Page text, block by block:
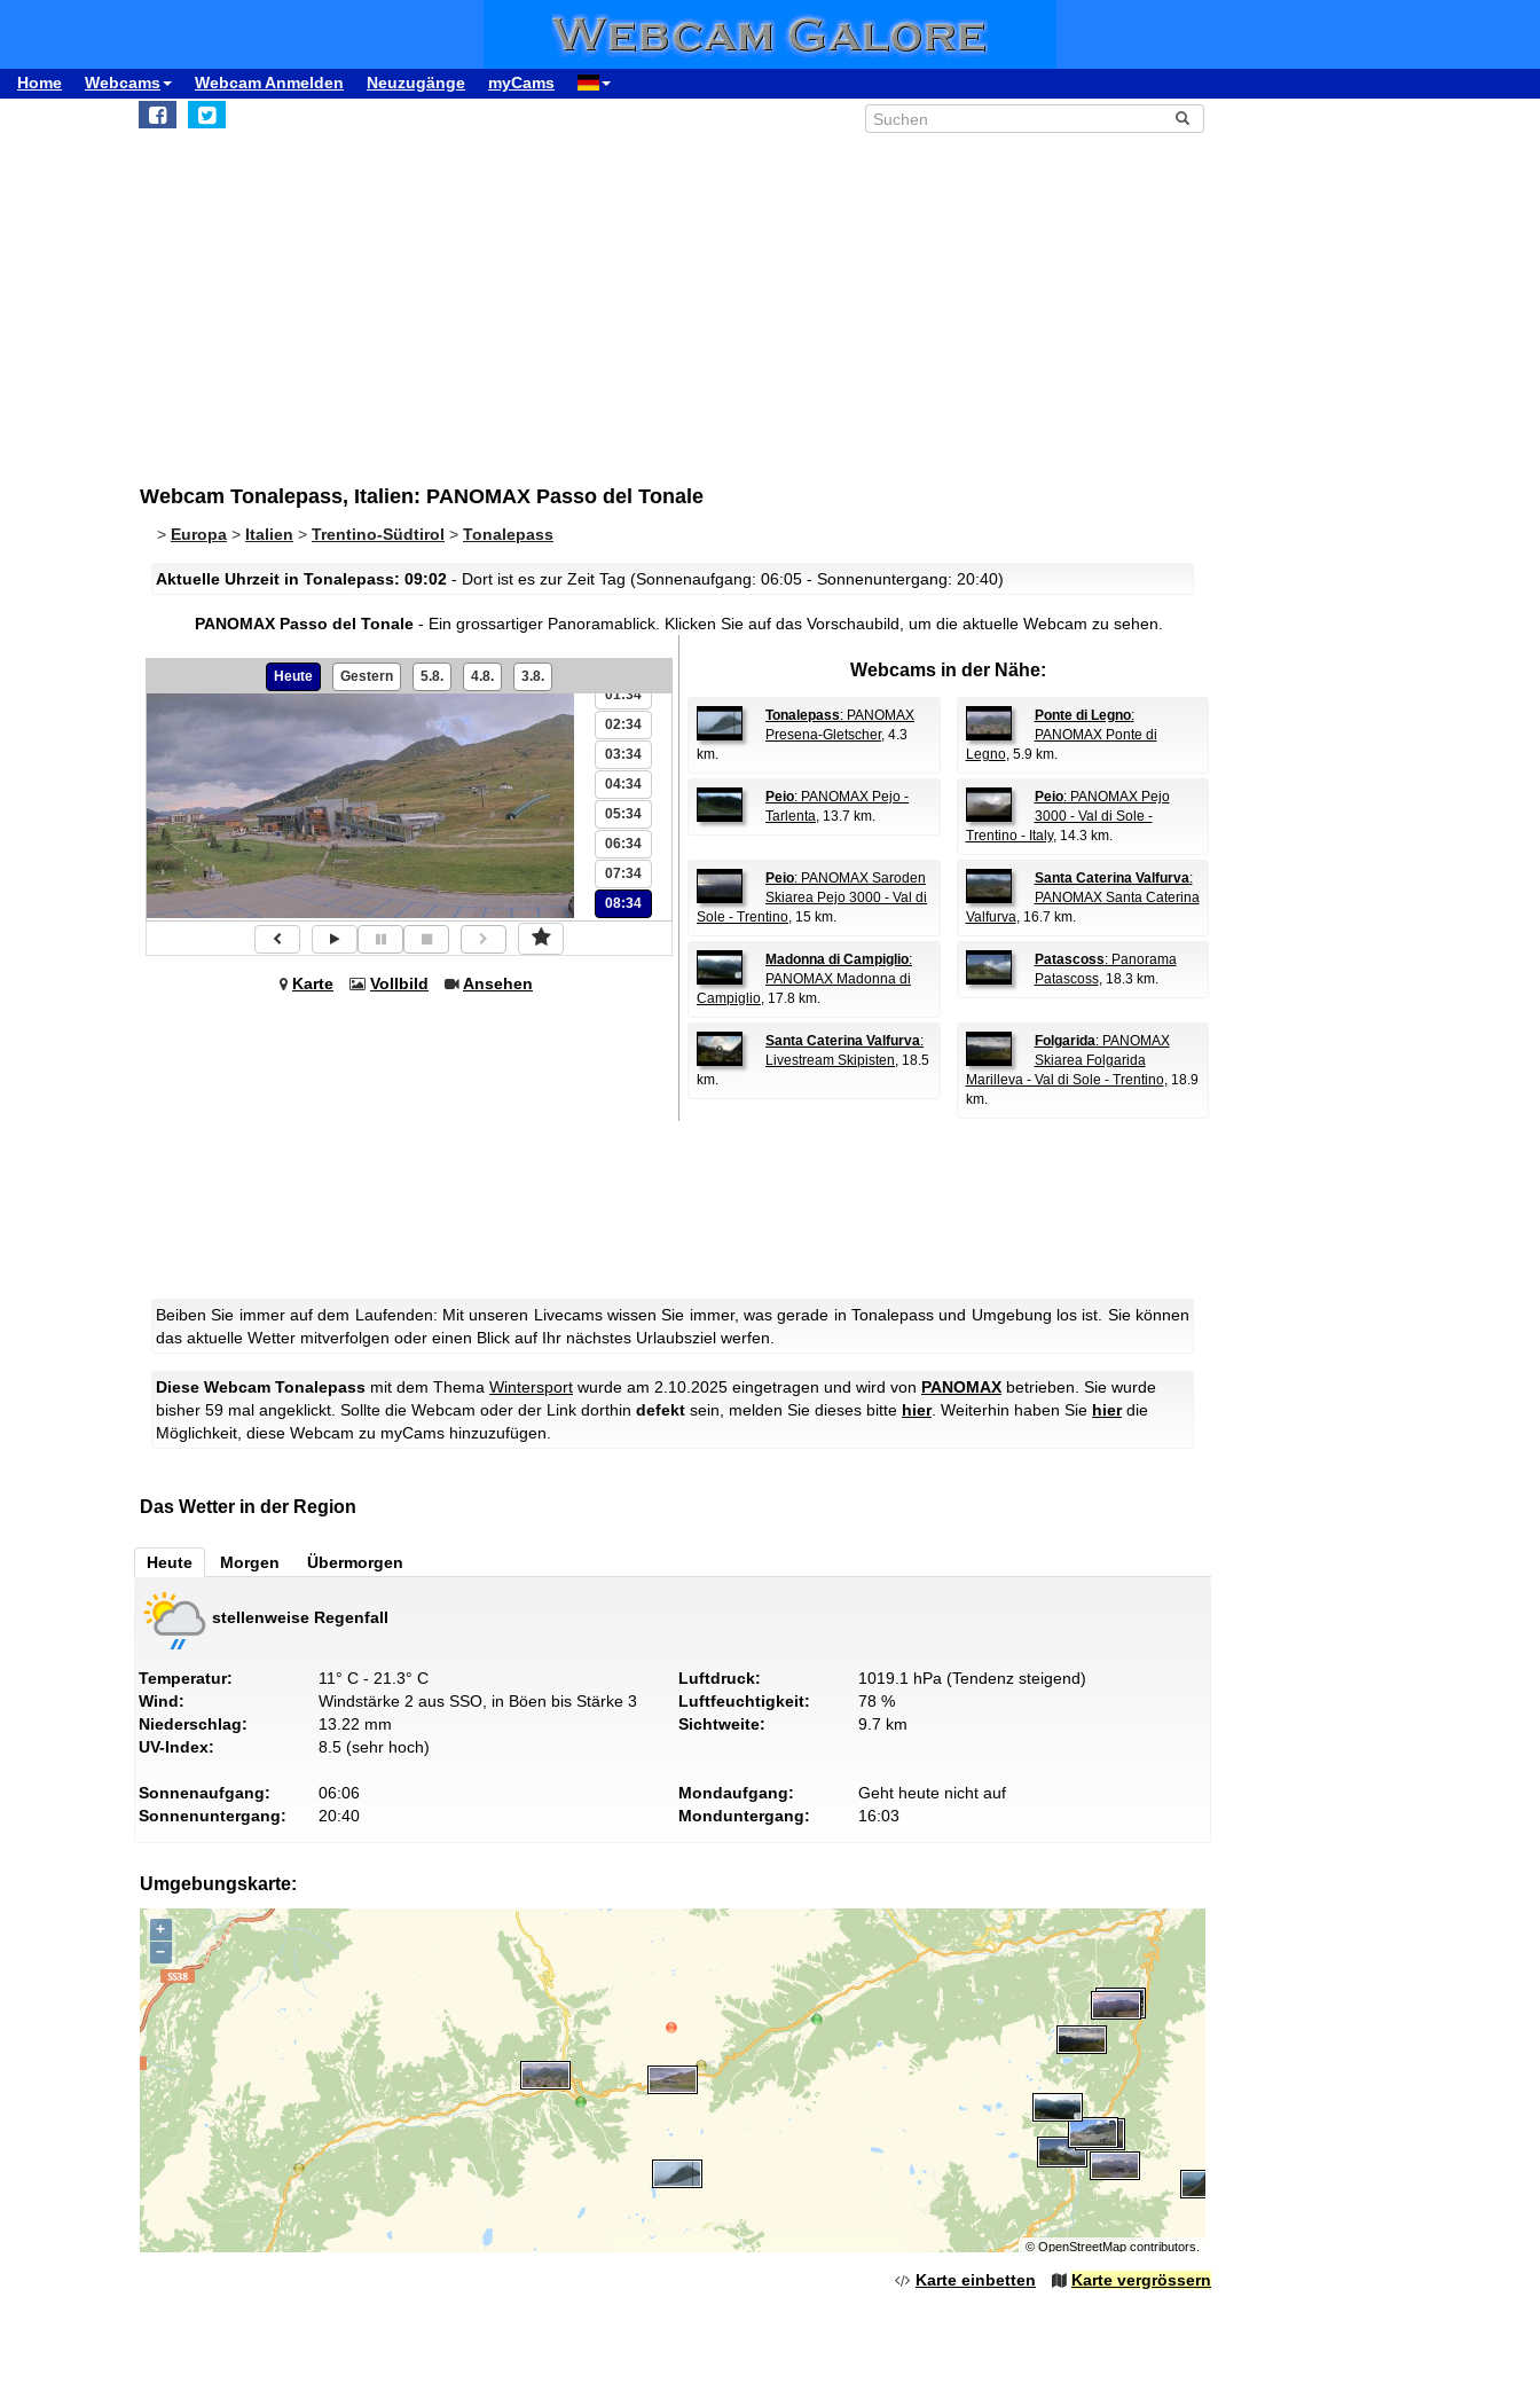
Home Webcams Webcam Anmelden Neuzugänge myCams
Webcam Tonalepass, Italien: PANOMAX Passo del Tonale
> Europa > Italien > Trentino-Südtirol > Tonalepass
Aktuelle Uhrzeit in Tonalepass: 09:02 - Dort ist es zur Zeit Tag (Sonnenaufgang: 06:05 - Sonnenuntergang: 20:40)
PANOMAX Passo del Tonale- Ein grossartiger Panoramablick. Klicken Sie auf das Vorschaubild, um die aktuelle Webcam zu sehen.
Heute Gestern 5.8. 4.8. 3.8.
01:34
02:34
03:34
04:34
05:34
06:34
07:34
08:34
Karte Vollbild Ansehen
Webcams in der Nähe:
Tonalepass: PANOMAX
Presena-Gletscher, 4.3
km.
Ponte di Legno:
PANOMAX Ponte di
Legno, 5.9 km.
Peio: PANOMAX Pejo -
Tarlenta, 13.7 km.
Peio: PANOMAX Pejo
3000 - Val di Sole -
Trentino - Italy, 14.3 km.
Peio: PANOMAX Saroden
Skiarea Pejo 3000 - Val di
Sole - Trentino, 15 km.
Santa Caterina Valfurva:
PANOMAX Santa Caterina
Valfurva, 16.7 km.
Madonna di Campiglio:
PANOMAX Madonna di
Campiglio, 17.8 km.
Patascoss: Panorama
Patascoss, 18.3 km.
Santa Caterina Valfurva:
Livestream Skipisten, 18.5
km.
Folgarida: PANOMAX
Skiarea Folgarida
Marilleva - Val di Sole - Trentino, 18.9
km.
Beiben Sie immer auf dem Laufenden: Mit unseren Livecams wissen Sie immer, was gerade in Tonalepass und Umgebung los ist. Sie können
das aktuelle Wetter mitverfolgen oder einen Blick auf Ihr nächstes Urlaubsziel werfen.
Diese Webcam Tonalepass mit dem Thema Wintersport wurde am 2.10.2025 eingetragen und wird von PANOMAX betrieben. Sie wurde
bisher 59 mal angeklickt. Sollte die Webcam oder der Link dorthin defekt sein, melden Sie dieses bitte hier. Weiterhin haben Sie hierdie
Möglichkeit, diese Webcam zu myCams hinzuzufügen.
Das Wetter in der Region
Heute Morgen Übermorgen
stellenweise Regenfall
Temperatur:
11° C - 21.3° C
Wind:
Windstärke 2 aus SSO, in Böen bis Stärke 3
Niederschlag:
13.22 mm
UV-Index:
8.5 (sehr hoch)
Luftdruck:
1019.1 hPa (Tendenz steigend)
Luftfeuchtigkeit:
78 %
Sichtweite:
9.7 km
Sonnenaufgang:
06:06
Sonnenuntergang:
20:40
Mondaufgang:
Geht heute nicht auf
Monduntergang:
16:03
Umgebungskarte:
+
−
© OpenStreetMapcontributors.
Karte einbetten Karte vergrössern